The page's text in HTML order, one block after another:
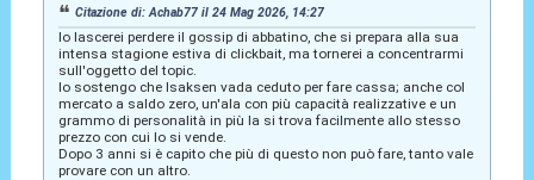
Citazione di: Achab77 il 24 Mag 2026, 14:27
Io lascerei perdere il gossip di abbatino, che si prepara alla sua
intensa stagione estiva di clickbait, ma tornerei a concentrarmi
sull'oggetto del topic.
Io sostengo che Isaksen vada ceduto per fare cassa; anche col
mercato a saldo zero, un'ala con più capacità realizzative e un
grammo di personalità in più la si trova facilmente allo stesso
prezzo con cui lo si vende.
Dopo 3 anni si è capito che più di questo non può fare, tanto vale
provare con un altro.